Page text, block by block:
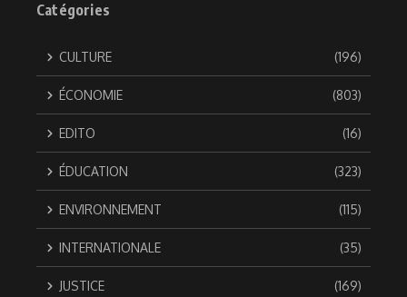
Catégories
CULTURE (196)
ÉCONOMIE (803)
EDITO (16)
ÉDUCATION (323)
ENVIRONNEMENT (115)
INTERNATIONALE (35)
JUSTICE (169)